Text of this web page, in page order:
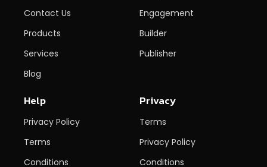
Contact Us
Products
Services
Blog
Engagement
Builder
Publisher
Help
Privacy Policy
Terms
Conditions
Privacy
Terms
Privacy Policy
Conditions